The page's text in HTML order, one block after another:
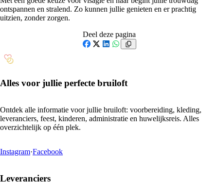
ontspannen en stralend. Zo kunnen jullie genieten en er prachtig
uitzien, zonder zorgen.
Deel deze pagina
Alles voor jullie perfecte bruiloft
Ontdek alle informatie voor jullie bruiloft: voorbereiding, kleding,
leveranciers, feest, kinderen, administratie en huwelijksreis. Alles
overzichtelijk op één plek.
Instagram·Facebook
Leveranciers